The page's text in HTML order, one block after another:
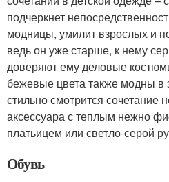
подчеркнет
модницы, умилит взрослых и
ведь он уже старше, к нему
доверяют ему деловые
бежевые цвета также модны в
стильно смотрится сочетание
аксессуара с теплым нежно
платьицем или светло-серой
Обувь